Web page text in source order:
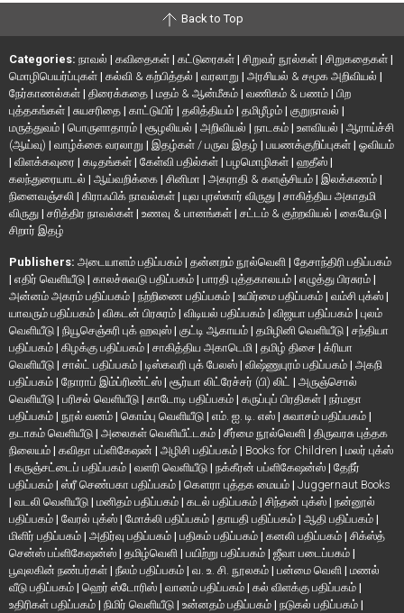
Back to Top
Categories: நாவல் | கவிதைகள் | கட்டுரைகள் | சிறுவர் நூல்கள் | சிறுகதைகள் |
மொழிபெயர்ப்புகள் | கல்வி & கற்பித்தல் | வரலாறு | அரசியல் & சமூக அறிவியல் |
நேர்காணல்கள் | திரைக்கதை | மதம் & ஆன்மீகம் | வணிகம் & பணம் | பிற
புத்தகங்கள் | சுயசரிதை | காட்டுயிர் | தலித்தியம் | தமிழீழம் | குறுநாவல் |
மருத்துவம் | பொருளாதாரம் | சூழலியல் | அறிவியல் | நாடகம் | உளவியல் | ஆராய்ச்சி
(ஆய்வு) | வாழ்க்கை வரலாறு | இதழ்கள் / பருவ இதழ் | பயணக்குறிப்புகள் | ஓவியம்
| விளக்கவுரை | கடிதங்கள் | கேள்வி பதில்கள் | பழமொழிகள் | ஹதீஸ் |
கலந்துரையாடல் | ஆய்வறிக்கை | சினிமா | அகராதி & களஞ்சியம் | இலக்கணம் |
நினைவஞ்சலி | கிராஃபிக் நாவல்கள் | யுவ புரஸ்கார் விருது | சாகித்திய அகாதமி
விருது | சரித்திர நாவல்கள் | உணவு & பானங்கள் | சட்டம் & குற்றவியல் | கையேடு |
சிறார் இதழ்
Publishers: அடையாளம் பதிப்பகம் | தன்னறம் நூல்வெளி | தேசாந்திரி பதிப்பகம்
| எதிர் வெளியீடு | காலச்சுவடு பதிப்பகம் | பாரதி புத்தகாலயம் | எழுத்து பிரசுரம் |
அன்னம் அகரம் பதிப்பகம் | நற்றிணை பதிப்பகம் | உயிர்மை பதிப்பகம் | வம்சி புக்ஸ் |
யாவரும் பதிப்பகம் | விகடன் பிரசுரம் | விடியல் பதிப்பகம் | விஜயா பதிப்பகம் | புலம்
வெளியீடு | நியூசெஞ்சுரி புக் ஹவுஸ் | குட்டி ஆகாயம் | தமிழினி வெளியீடு | சந்தியா
பதிப்பகம் | கிழக்கு பதிப்பகம் | சாகித்திய அகாடெமி | தமிழ் திசை | க்ரியா
வெளியீடு | சால்ட் பதிப்பகம் | டிஸ்கவரி புக் பேலஸ் | விஷ்ணுபுரம் பதிப்பகம் | அகநி
பதிப்பகம் | நோராப் இம்ப்ரிண்ட்ஸ் | சூர்யா லிட்ரேச்சர் (பி) லிட் | அருஞ்சொல்
வெளியீடு | பரிசல் வெளியீடு | காடோடி பதிப்பகம் | கருப்புப் பிரதிகள் | நர்மதா
பதிப்பகம் | நூல் வனம் | கொம்பு வெளியீடு | எம். ஐ. டி. எஸ் | சுவாசம் பதிப்பகம் |
தடாகம் வெளியீடு | அலைகள் வெளியீட்டகம் | சீர்மை நூல்வெளி | திருவரசு புத்தக
நிலையம் | கவிதா பப்ளிகேஷன் | அழிசி பதிப்பகம் | Books for Children | மலர் புக்ஸ்
| கருஞ்சட்டைப் பதிப்பகம் | வளரி வெளியீடு | நக்கீரன் பப்ளிகேஷன்ஸ் | தேநீர்
பதிப்பகம் | ஸ்ரீ செண்பகா பதிப்பகம் | கௌரா புத்தக மையம் | Juggernaut Books
| வடலி வெளியீடு | மனிதம் பதிப்பகம் | கடல் பதிப்பகம் | சிந்தன் புக்ஸ் | நன்னூல்
பதிப்பகம் | வேரல் புக்ஸ் | மோக்லி பதிப்பகம் | தாயதி பதிப்பகம் | ஆதி பதிப்பகம் |
மிளிர் பதிப்பகம் | அதிர்வு பதிப்பகம் | பதிகம் பதிப்பகம் | கனலி பதிப்பகம் | சிக்ஸ்த்
சென்ஸ் பப்ளிகேஷன்ஸ் | தமிழ்வெளி | பயிற்று பதிப்பகம் | ஜீவா படைப்பகம் |
பூவுலகின் நண்பர்கள் | நீலம் பதிப்பகம் | வ. உ. சி. நூலகம் | பன்மை வெளி | மணல்
வீடு பதிப்பகம் | ஹெர் ஸ்டோரிஸ் | வானம் பதிப்பகம் | கல் விளக்கு பதிப்பகம் |
உதிரிகள் பதிப்பகம் | நிமிர் வெளியீடு | உன்னதம் பதிப்பகம் | நடுகல் பதிப்பகம் |